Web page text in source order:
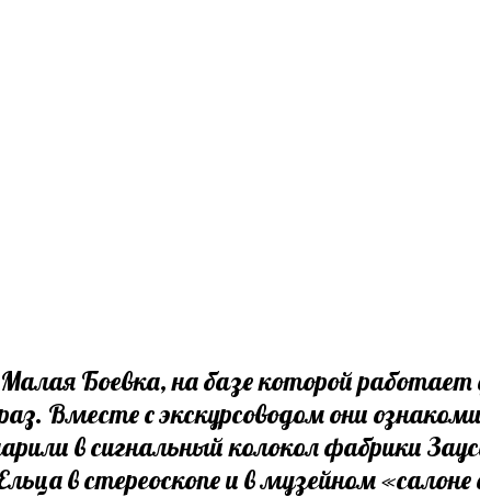
Боевка, на базе которой
Вместе с экскурсоводом они
в сигнальный колокол фабрики
в стереоскопе и в музейном